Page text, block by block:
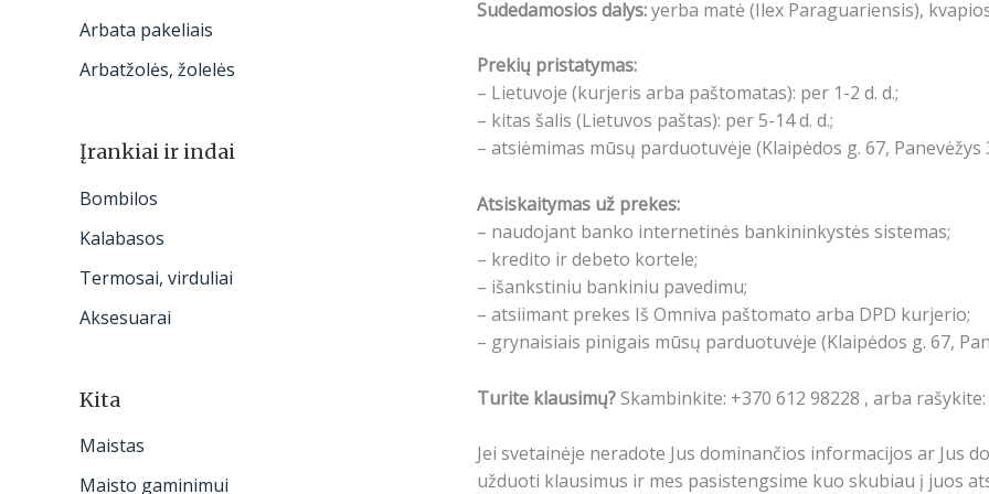
Arbata pakeliais
Arbatžolės, žolelės
Įrankiai ir indai
Bombilos
Kalabasos
Termosai, virduliai
Aksesuarai
Kita
Maistas
Maisto gaminimui
Sudedamosios dalys:yerba matė (Ilex Paraguariensis),
Prekių pristatymas:
– Lietuvoje (kurjeris arba paštomatas): per 1-2 d. d.;
– kitas šalis (Lietuvos paštas): per 5-14 d. d.;
– atsiėmimas mūsų parduotuvėje (Klaipėdos g. 67, Panevėžys
Atsiskaitymas už prekes:
– naudojant banko internetinės bankininkystės sistemas;
– kredito ir debeto kortele;
– išankstiniu bankiniu pavedimu;
– atsiimant prekes Iš Omniva paštomato arba DPD kurjerio;
– grynaisiais pinigais mūsų parduotuvėje (Klaipėdos g. 67,
Turite klausimų?Skambinkite: +370 612 98228 , arba
Jei svetainėje neradote Jus dominančios informacijos ar Jus
užduoti klausimus ir mes pasistengsime kuo skubiau į juos